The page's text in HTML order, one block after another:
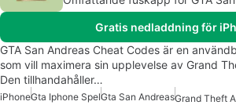
Gratis nedladdning för
GTA San Andreas Cheat Codes är en
som vill maximera sin upplevelse av Grand
Den tillhandahåller…
iPhoneGta Iphone SpelGta San AndreasGrand Theft